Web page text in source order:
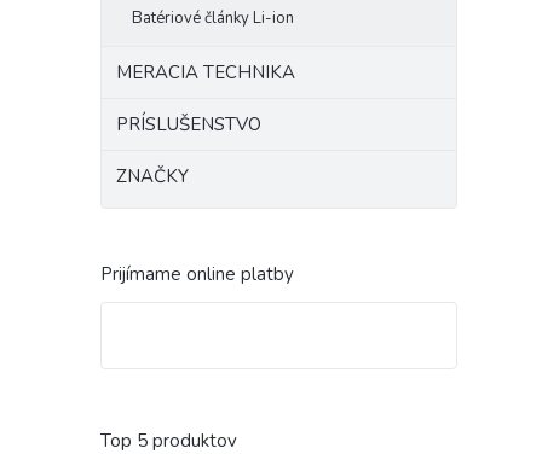
Batériové články Li-ion
MERACIA TECHNIKA
PRÍSLUŠENSTVO
ZNAČKY
Prijímame online platby
Top 5 produktov